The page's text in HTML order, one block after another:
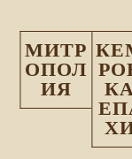
МИТР
ОПОЛ
ИЯ